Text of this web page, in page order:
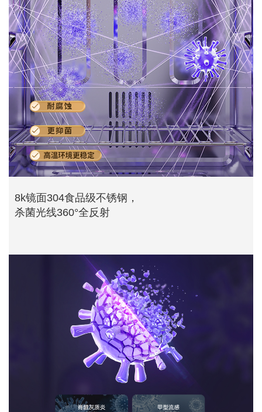
8k镜面304食品级不锈钢，
杀菌光线360°全反射